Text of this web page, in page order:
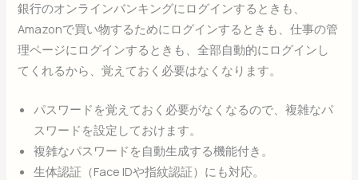
銀行のオンラインバンキングにログインするときも、
Amazonで買い物するためにログインするときも、仕事の管
理ページにログインするときも、全部自動的にログインし
てくれるから、覚えておく必要はなくなります。
パスワードを覚えておく必要がなくなるので、複雑なパ
スワードを設定しておけます。
複雑なパスワードを自動生成する機能付き。
生体認証（Face IDや指紋認証）にも対応。